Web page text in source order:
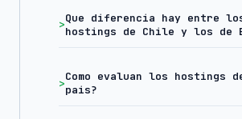
Que diferencia hay entre
hostings de Chile y los de
Como evaluan los hostings
pais?